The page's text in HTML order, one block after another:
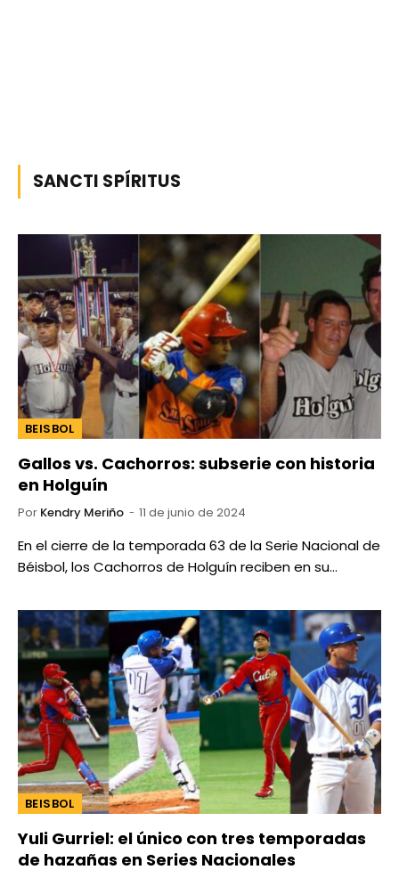
SANCTI SPÍRITUS
BEISBOL
Gallos vs. Cachorros: subserie con historia
en Holguín
Por Kendry Meriño 11 de junio de 2024
En el cierre de la temporada 63 de la Serie Nacional de
Béisbol, los Cachorros de Holguín reciben en su…
BEISBOL
Yuli Gurriel: el único con tres temporadas
de hazañas en Series Nacionales